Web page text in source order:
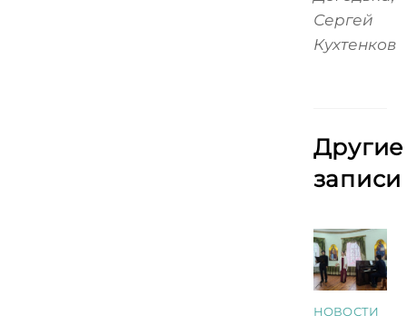
Сергей
Кухтенков
Другие
записи
НОВОСТИ